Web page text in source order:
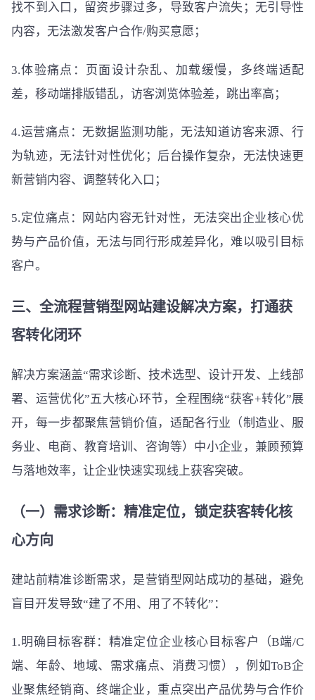
找不到入口，留资步骤过多，导致客户流失；无引导性
内容，无法激发客户合作/购买意愿；
3.体验痛点：页面设计杂乱、加载缓慢，多终端适配
差，移动端排版错乱，访客浏览体验差，跳出率高；
4.运营痛点：无数据监测功能，无法知道访客来源、行
为轨迹，无法针对性优化；后台操作复杂，无法快速更
新营销内容、调整转化入口；
5.定位痛点：网站内容无针对性，无法突出企业核心优
势与产品价值，无法与同行形成差异化，难以吸引目标
客户。
三、全流程营销型网站建设解决方案，打通获
客转化闭环
解决方案涵盖“需求诊断、技术选型、设计开发、上线部
署、运营优化”五大核心环节，全程围绕“获客+转化”展
开，每一步都聚焦营销价值，适配各行业（制造业、服
务业、电商、教育培训、咨询等）中小企业，兼顾预算
与落地效率，让企业快速实现线上获客突破。
（一）需求诊断：精准定位，锁定获客转化核
心方向
建站前精准诊断需求，是营销型网站成功的基础，避免
盲目开发导致“建了不用、用了不转化”：
1.明确目标客群：精准定位企业核心目标客户（B端/C
端、年龄、地域、需求痛点、消费习惯），例如ToB企
业聚焦经销商、终端企业，重点突出产品优势与合作价